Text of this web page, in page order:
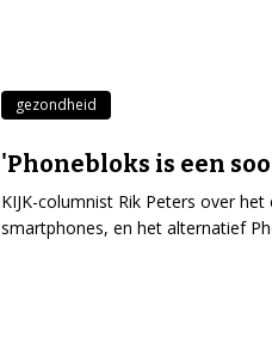
gezondheid
'Phonebloks is een
KIJK-columnist Rik Peters over
smartphones, en het alternatief